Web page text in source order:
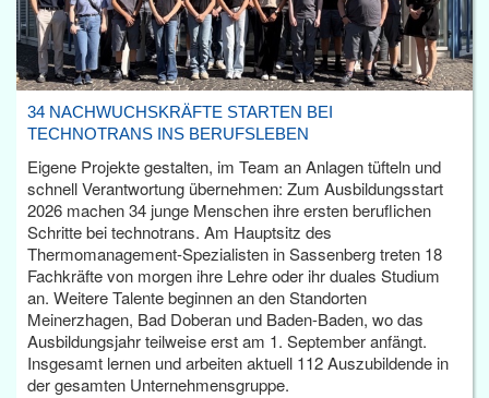
34 NACHWUCHSKRÄFTE STARTEN BEI
TECHNOTRANS INS BERUFSLEBEN
Eigene Projekte gestalten, im Team an Anlagen tüfteln und
schnell Verantwortung übernehmen: Zum Ausbildungsstart
2026 machen 34 junge Menschen ihre ersten beruflichen
Schritte bei technotrans. Am Hauptsitz des
Thermomanagement-Spezialisten in Sassenberg treten 18
Fachkräfte von morgen ihre Lehre oder ihr duales Studium
an. Weitere Talente beginnen an den Standorten
Meinerzhagen, Bad Doberan und Baden-Baden, wo das
Ausbildungsjahr teilweise erst am 1. September anfängt.
Insgesamt lernen und arbeiten aktuell 112 Auszubildende in
der gesamten Unternehmensgruppe.